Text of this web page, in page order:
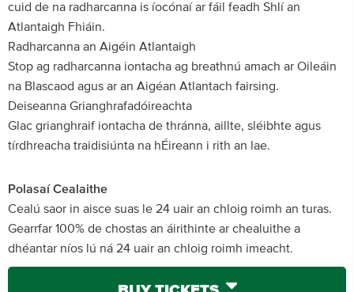
cuid de na radharcanna is íocónaí ar fáil feadh Shlí an
Atlantaigh Fhiáin.
Radharcanna an Aigéin Atlantaigh
Stop ag radharcanna iontacha ag breathnú amach ar Oileáin
na Blascaod agus ar an Aigéan Atlantach fairsing.
Deiseanna Grianghrafadóireachta
Glac grianghraif iontacha de thránna, aillte, sléibhte agus
tírdhreacha traidisiúnta na hÉireann i rith an lae.
Polasaí Cealaithe
Cealú saor in aisce suas le 24 uair an chloig roimh an turas.
Gearrfar 100% de chostas an áirithinte ar chealuithe a
dhéantar níos lú ná 24 uair an chloig roimh imeacht.